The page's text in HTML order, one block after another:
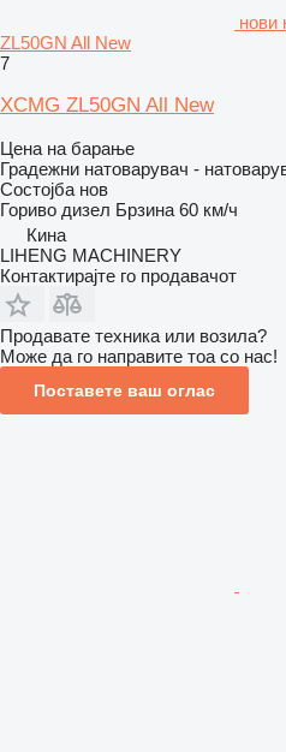
нови
ZL50GN All New
7
XCMG ZL50GN All New
Цена на барање
Градежни натоварувач -
Состојба нов
Гориво дизел Брзина 60 км/ч
Кина
LIHENG MACHINERY
Контактирајте го продавачот
Продавате техника или возила?
Може да го направите тоа со нас!
Поставете ваш оглас